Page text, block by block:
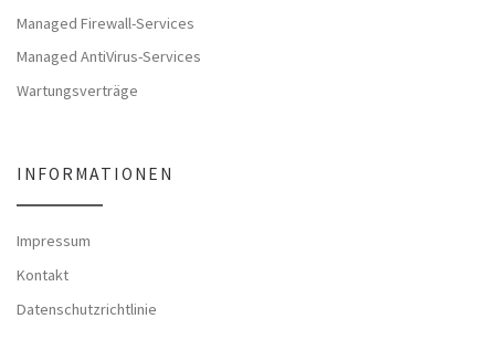
Managed Firewall-Services
Managed AntiVirus-Services
Wartungsverträge
INFORMATIONEN
Impressum
Kontakt
Datenschutzrichtlinie